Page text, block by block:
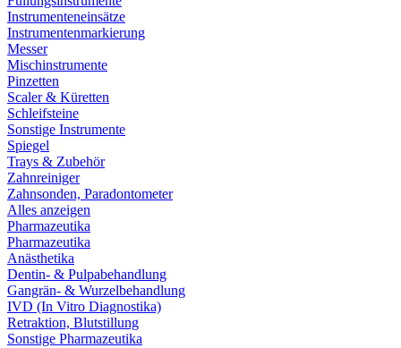
Instrumenteneinsätze
Instrumentenmarkierung
Messer
Mischinstrumente
Pinzetten
Scaler & Küretten
Schleifsteine
Sonstige Instrumente
Spiegel
Trays & Zubehör
Zahnreiniger
Zahnsonden, Paradontometer
Alles anzeigen
Pharmazeutika
Pharmazeutika
Anästhetika
Dentin- & Pulpabehandlung
Gangrän- & Wurzelbehandlung
IVD (In Vitro Diagnostika)
Retraktion, Blutstillung
Sonstige Pharmazeutika